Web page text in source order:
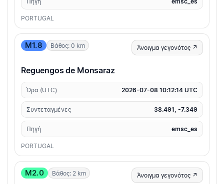
PORTUGAL
M1.8 Βάθος: 0 km Άνοιγμα γεγονότος ↗
Reguengos de Monsaraz
Ώρα (UTC) 2026-07-08 10:12:14 UTC
Συντεταγμένες 38.491, -7.349
Πηγή emsc_es
PORTUGAL
M2.0 Βάθος: 2 km Άνοιγμα γεγονότος ↗